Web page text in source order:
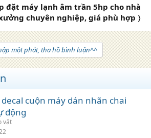
đặt máy lạnh âm trần 5hp cho nhà
chuyên nghiệp, giá phù hợp 〉
một phát, tha hồ bình luận^^
cuộn máy dán nhãn chai
động
vặt